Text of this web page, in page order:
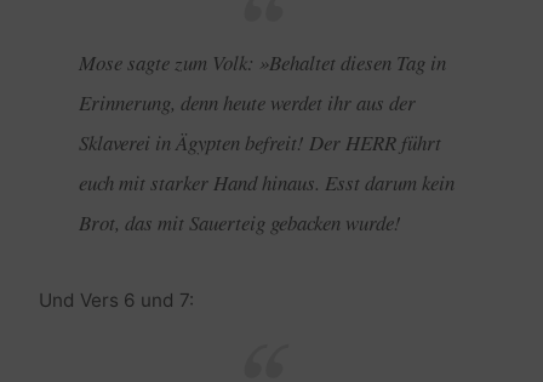
Mose sagte zum Volk: »Behaltet diesen Tag in
Erinnerung, denn heute werdet ihr aus der
Sklaverei in Ägypten befreit! Der HERR führt
euch mit starker Hand hinaus. Esst darum kein
Brot, das mit Sauerteig gebacken wurde!
Und Vers 6 und 7: